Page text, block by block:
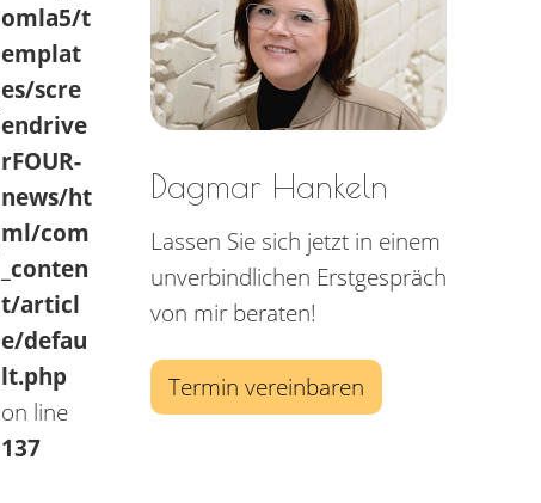
Dagmar Hankeln
Lassen Sie sich jetzt in einem
unverbindlichen Erstgespräch
von mir beraten!
Termin vereinbaren
omla5/t
emplat
es/scre
endrive
rFOUR-
news/ht
ml/com
_conten
t/articl
e/defau
lt.php
on line
137